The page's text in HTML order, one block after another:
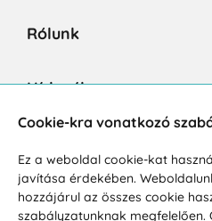
Rólunk
Hírlevél
Hozzájárulok a személyes
Személyes adatok védelmére
Cookie-kra vonatkozó
Ez a weboldal cookie-kat
javítása érdekében.
hozzájárul az összes cookie
szabályzatunknak megfelelően.